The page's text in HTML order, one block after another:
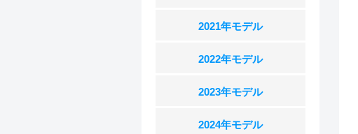
2021年モデル
2022年モデル
2023年モデル
2024年モデル